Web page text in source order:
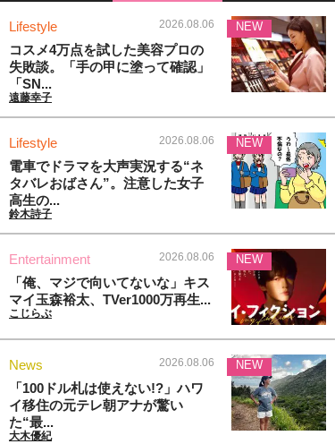
Lifestyle 2026.08.06
コスメ4万点を試した美容プロの
失敗談。「手の甲に塗って確認」
「SN...
遠藤幸子
NEW
Lifestyle 2026.08.06
電車でドラマを大声実況する“ネ
タバレおばさん”。注意した女子
高生の...
鈴木詩子
NEW
Entertainment 2026.08.06
「俺、マジで向いてないな」キス
マイ玉森裕太、TVer1000万再生...
こじらぶ
NEW
News 2026.08.06
「100ドル札は使えない!?」ハワ
イ移住の元テレ朝アナが驚い
た“最...
大木優紀
NEW